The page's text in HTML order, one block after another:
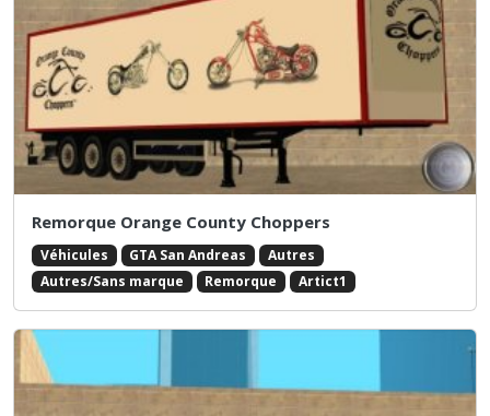
Remorque Orange County Choppers
Véhicules GTA San Andreas
Autres
Autres/Sans marque
Remorque Artict1